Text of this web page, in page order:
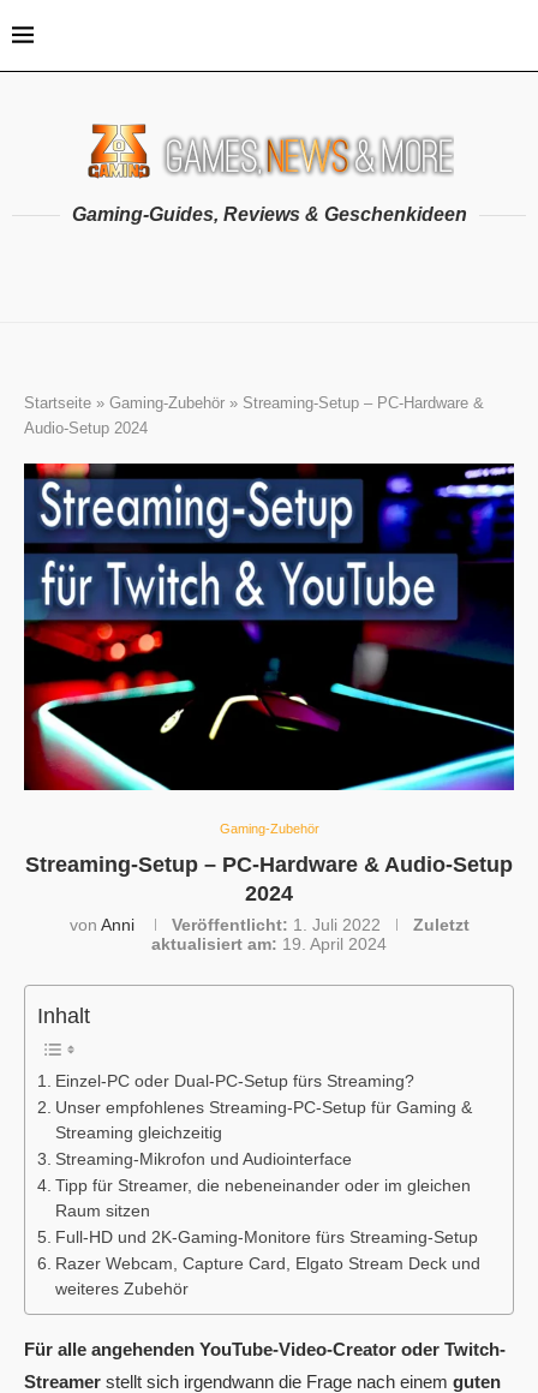
Gaming-Guides, Reviews & Geschenkideen
Startseite » Gaming-Zubehör » Streaming-Setup – PC-Hardware &
Audio-Setup 2024
Gaming-Zubehör
Streaming-Setup – PC-Hardware & Audio-Setup
2024
von Anni Veröffentlicht: 1. Juli 2022
Zuletzt
aktualisiert am: 19. April 2024
Inhalt
Einzel-PC oder Dual-PC-Setup fürs Streaming?
Unser empfohlenes Streaming-PC-Setup für Gaming &
Streaming gleichzeitig
Streaming-Mikrofon und Audiointerface
Tipp für Streamer, die nebeneinander oder im gleichen
Raum sitzen
Full-HD und 2K-Gaming-Monitore fürs Streaming-Setup
Razer Webcam, Capture Card, Elgato Stream Deck und
weiteres Zubehör
Für alle angehenden YouTube-Video-Creator oder Twitch-
Streamer stellt sich irgendwann die Frage nach einem guten